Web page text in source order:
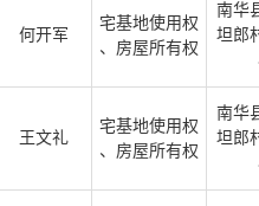
何开军
宅基地使用权
、房屋所有权
南华
坦郎
王文礼
宅基地使用权
、房屋所有权
南华
坦郎